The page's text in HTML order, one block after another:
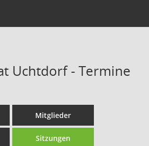
Uchtdorf - Termine
Mitglieder
Sitzungen